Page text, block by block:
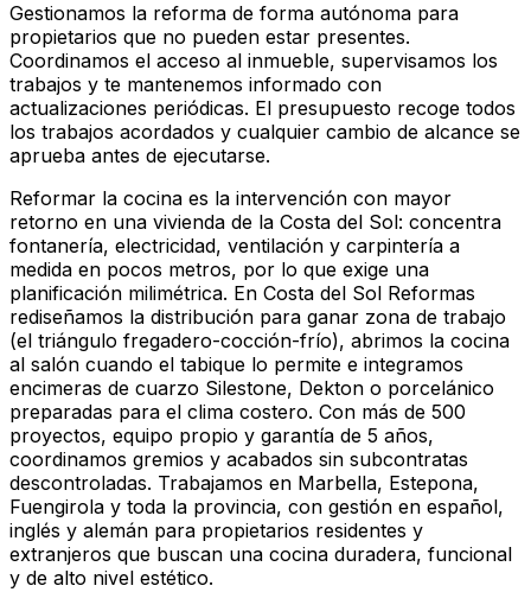
Gestionamos la reforma de forma autónoma para
propietarios que no pueden estar presentes.
Coordinamos el acceso al inmueble, supervisamos los
trabajos y te mantenemos informado con
actualizaciones periódicas. El presupuesto recoge todos
los trabajos acordados y cualquier cambio de alcance se
aprueba antes de ejecutarse.
Reformar la cocina es la intervención con mayor
retorno en una vivienda de la Costa del Sol: concentra
fontanería, electricidad, ventilación y carpintería a
medida en pocos metros, por lo que exige una
planificación milimétrica. En Costa del Sol Reformas
rediseñamos la distribución para ganar zona de trabajo
(el triángulo fregadero-cocción-frío), abrimos la cocina
al salón cuando el tabique lo permite e integramos
encimeras de cuarzo Silestone, Dekton o porcelánico
preparadas para el clima costero. Con más de 500
proyectos, equipo propio y garantía de 5 años,
coordinamos gremios y acabados sin subcontratas
descontroladas. Trabajamos en Marbella, Estepona,
Fuengirola y toda la provincia, con gestión en español,
inglés y alemán para propietarios residentes y
extranjeros que buscan una cocina duradera, funcional
y de alto nivel estético.